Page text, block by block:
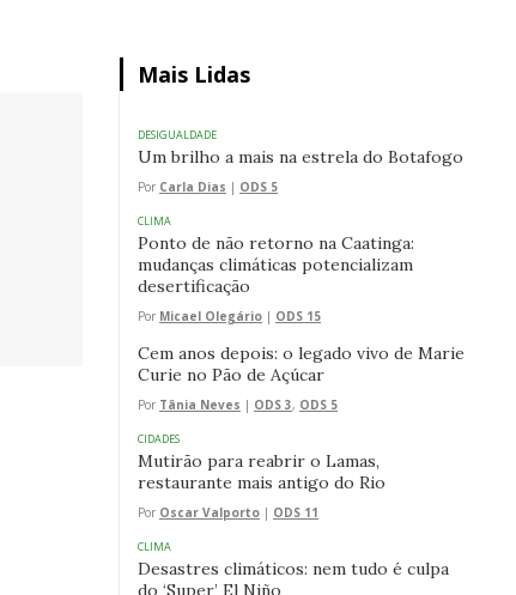
Mais Lidas
DESIGUALDADE
Um brilho a mais na estrela do Botafogo
Por Carla Dias | ODS 5
CLIMA
Ponto de não retorno na Caatinga:
mudanças climáticas potencializam
desertificação
Por Micael Olegário | ODS 15
Cem anos depois: o legado vivo de Marie
Curie no Pão de Açúcar
Por Tânia Neves | ODS 3, ODS 5
CIDADES
Mutirão para reabrir o Lamas,
restaurante mais antigo do Rio
Por Oscar Valporto | ODS 11
CLIMA
Desastres climáticos: nem tudo é culpa
do ‘Super’ El Niño